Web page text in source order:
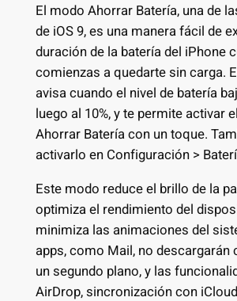
El modo Ahorrar Batería, una de
de iOS 9, es una manera fácil de
duración de la batería del iPhone
comienzas a quedarte sin carga.
avisa cuando el nivel de batería
luego al 10%, y te permite activar
Ahorrar Batería con un toque.
activarlo en Configuración >
Este modo reduce el brillo de la
optimiza el rendimiento del
minimiza las animaciones del
apps, como Mail, no descargarán
un segundo plano, y las
AirDrop, sincronización con